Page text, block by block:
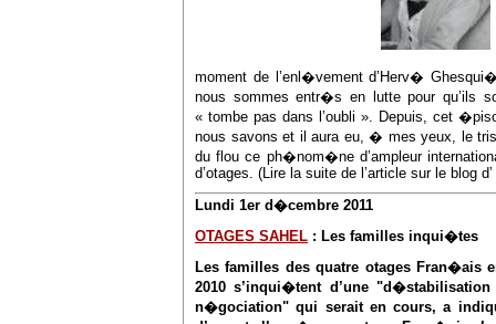
moment de l’enl�vement d’Herv�
nous sommes entr�s en lutte pour qu’ils
« tombe pas dans l’oubli ». Depuis, cet
nous savons et il aura eu, � mes yeux, le
du flou ce ph�nom�ne d’ampleur
d’otages. (Lire la suite de l’article sur le blog d’
Lundi 1er d�cembre 2011
OTAGES SAHEL : Les familles inqui�tes
Les familles des quatre otages Fran�ais
2010 s’inqui�tent d’une
n�gociation" qui serait en cours, a